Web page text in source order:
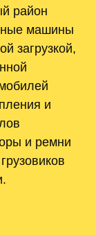
район
машины
загрузкой,
и
и ремни